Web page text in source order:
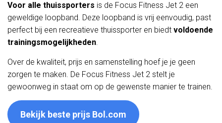
Voor alle thuissporters is de Focus Fitness Jet 2 een
geweldige loopband. Deze loopband is vrij eenvoudig, past
perfect bij een recreatieve thuissporter en biedt voldoende
trainingsmogelijkheden.
Over de kwaliteit, prijs en samenstelling hoef je je geen
zorgen te maken. De Focus Fitness Jet 2 stelt je
gewoonweg in staat om op de gewenste manier te trainen.
Bekijk beste prijs Bol.com